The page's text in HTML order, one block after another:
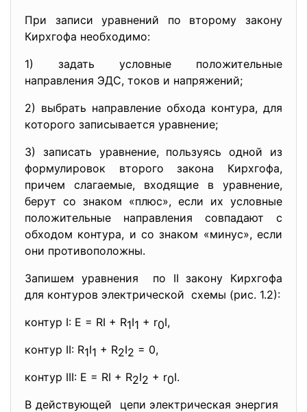
При записи уравнений по второму закону
Кирхгофа необходимо:
1) задать условные положительные
направления ЭДС, токов и напряжений;
2) выбрать направление обхода контура, для
которого записывается уравнение;
3) записать уравнение, пользуясь одной из
формулировок второго закона Кирхгофа,
причем слагаемые, входящие в уравнение,
берут со знаком «плюс», если их условные
положительные направления совпадают с
обходом контура, и со знаком «минус», если
они противоположны.
Запишем уравнения по II закону Кирхгофа
для контуров электрической схемы (рис. 1.2):
контур I: E = RI + R1I1 + r0I,
контур II: R1I1 + R2I2 = 0,
контур III: E = RI + R2I2 + r0I.
В действующей цепи электрическая энергия